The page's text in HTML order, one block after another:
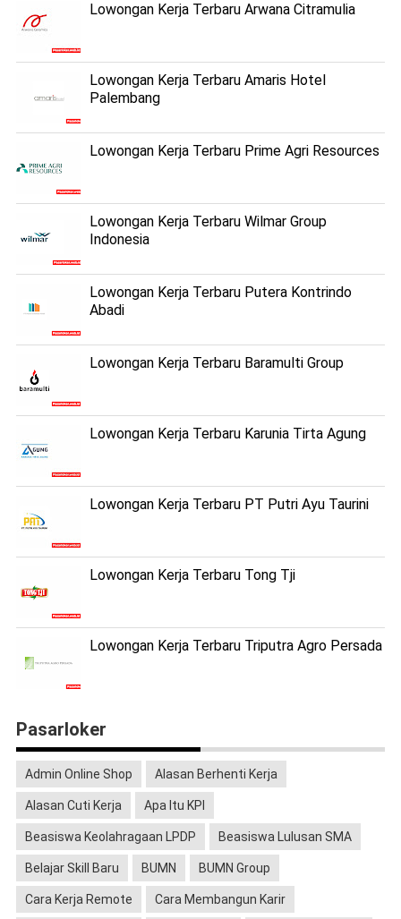
Lowongan Kerja Terbaru Arwana Citramulia
Lowongan Kerja Terbaru Amaris Hotel
Palembang
Lowongan Kerja Terbaru Prime Agri Resources
Lowongan Kerja Terbaru Wilmar Group
Indonesia
Lowongan Kerja Terbaru Putera Kontrindo
Abadi
Lowongan Kerja Terbaru Baramulti Group
Lowongan Kerja Terbaru Karunia Tirta Agung
Lowongan Kerja Terbaru PT Putri Ayu Taurini
Lowongan Kerja Terbaru Tong Tji
Lowongan Kerja Terbaru Triputra Agro Persada
Pasarloker
Admin Online Shop Alasan Berhenti Kerja
Alasan Cuti Kerja Apa Itu KPI
Beasiswa Keolahragaan LPDP Beasiswa Lulusan SMA
Belajar Skill Baru BUMN BUMN Group
Cara Kerja Remote Cara Membangun Karir